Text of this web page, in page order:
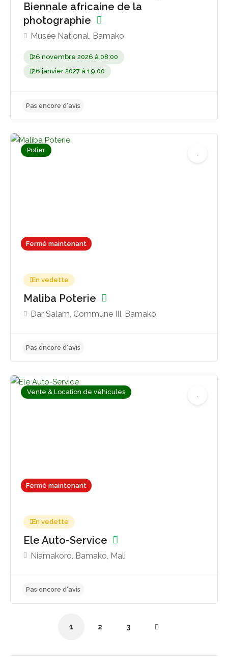
Biennale africaine de la
photographie
Musée National, Bamako
26 novembre 2026 à 08:00
26 janvier 2027 à 19:00
Pas encore d'avis
Fermé maintenant
Potier
En vedette
Maliba Poterie
Dar Salam, Commune III, Bamako
Pas encore d'avis
Fermé maintenant
Vente & Location de véhicules
En vedette
Ele Auto-Service
Niamakoro, Bamako, Mali
1 2 3